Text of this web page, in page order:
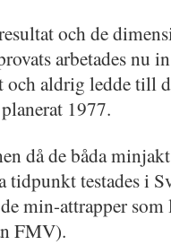
och de
arbetades nu
aldrig ledde till
1977.
då de båda
tidpunkt testades i
min-attrapper som
FMV).